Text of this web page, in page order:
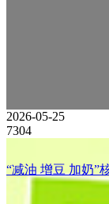
2026-05-25
7304
“减油 增豆 加奶